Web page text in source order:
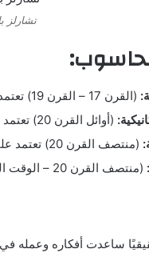
تشارلز
(القرن 17 – القرن 19) تعتمد على التروس والبكرات لإجراء العمليات الحسابية.
(أوائل القرن 20) تعتمد على مزيج من المكونات الميكانيكية والكهربائية.
(منتصف القرن 20) تعتمد على الترانزستورات والدوائر الإلكترونية.
(منتصف القرن 20 – الوقت الحاضر) أجهزة كمبيوتر صغيرة الحجم للاستخدام الفردي.
ساعدت أفكاره وعمله